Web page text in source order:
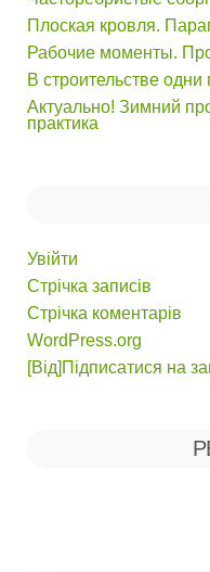
Плоская кровля.
Рабочие моменты.
В строительстве
Актуально! Зимний
практика
Увійти
Стрічка записів
Стрічка коментарів
WordPress.org
[Від]Підписатися на